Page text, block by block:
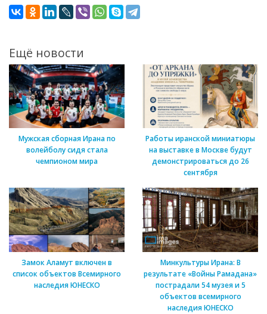
Ещё новости
Мужская сборная Ирана по
волейболу сидя стала
чемпионом мира
Работы иранской миниатюры
на выставке в Москве будут
демонстрироваться до 26
сентября
Замок Аламут включен в
список объектов Всемирного
наследия ЮНЕСКО
Минкультуры Ирана: В
результате «Войны Рамадана»
пострадали 54 музея и 5
объектов всемирного
наследия ЮНЕСКО